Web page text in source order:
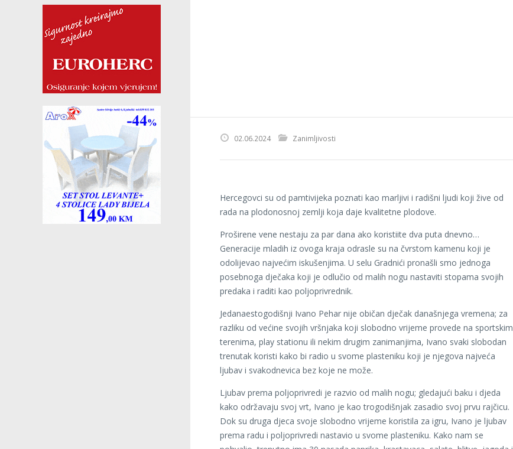
02.06.2024 Zanimljivosti
Hercegovci su od pamtivijeka poznati kao marljivi i radišni ljudi koji žive od
rada na plodonosnoj zemlji koja daje kvalitetne plodove.
Proširene vene nestaju za par dana ako koristiite dva puta dnevno…
Generacije mladih iz ovoga kraja odrasle su na čvrstom kamenu koji je
odolijevao najvećim iskušenjima. U selu Gradnići pronašli smo jednoga
posebnoga dječaka koji je odlučio od malih nogu nastaviti stopama svojih
predaka i raditi kao poljoprivrednik.
Jedanaestogodišnji Ivano Pehar nije običan dječak današnjega vremena; za
razliku od većine svojih vršnjaka koji slobodno vrijeme provede na sportskim
terenima, play stationu ili nekim drugim zanimanjima, Ivano svaki slobodan
trenutak koristi kako bi radio u svome plasteniku koji je njegova najveća
ljubav i svakodnevica bez koje ne može.
Ljubav prema poljoprivredi je razvio od malih nogu; gledajući baku i djeda
kako održavaju svoj vrt, Ivano je kao trogodišnjak zasadio svoj prvu rajčicu.
Dok su druga djeca svoje slobodno vrijeme koristila za igru, Ivano je ljubav
prema radu i poljoprivredi nastavio u svome plasteniku. Kako nam se